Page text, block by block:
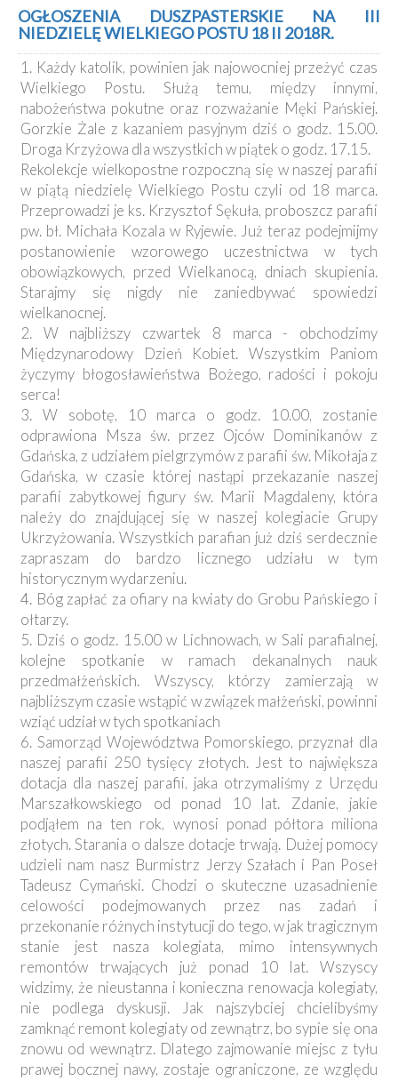
OGŁOSZENIA DUSZPASTERSKIE NA III
NIEDZIELĘ WIELKIEGO POSTU 18 II 2018R.
1. Każdy katolik, powinien jak najowocniej przeżyć czas
Wielkiego Postu. Służą temu, między innymi,
nabożeństwa pokutne oraz rozważanie Męki Pańskiej.
Gorzkie Żale z kazaniem pasyjnym dziś o godz. 15.00.
Droga Krzyżowa dla wszystkich w piątek o godz. 17.15.
Rekolekcje wielkopostne rozpoczną się w naszej parafii
w piątą niedzielę Wielkiego Postu czyli od 18 marca.
Przeprowadzi je ks. Krzysztof Sękuła, proboszcz parafii
pw. bł. Michała Kozala w Ryjewie. Już teraz podejmijmy
postanowienie wzorowego uczestnictwa w tych
obowiązkowych, przed Wielkanocą, dniach skupienia.
Starajmy się nigdy nie zaniedbywać spowiedzi
wielkanocnej.
2. W najbliższy czwartek 8 marca - obchodzimy
Międzynarodowy Dzień Kobiet. Wszystkim Paniom
życzymy błogosławieństwa Bożego, radości i pokoju
serca!
3. W sobotę, 10 marca o godz. 10.00, zostanie
odprawiona Msza św. przez Ojców Dominikanów z
Gdańska, z udziałem pielgrzymów z parafii św. Mikołaja z
Gdańska, w czasie której nastąpi przekazanie naszej
parafii zabytkowej figury św. Marii Magdaleny, która
należy do znajdującej się w naszej kolegiacie Grupy
Ukrzyżowania. Wszystkich parafian już dziś serdecznie
zapraszam do bardzo licznego udziału w tym
historycznym wydarzeniu.
4. Bóg zapłać za ofiary na kwiaty do Grobu Pańskiego i
ołtarzy.
5. Dziś o godz. 15.00 w Lichnowach, w Sali parafialnej,
kolejne spotkanie w ramach dekanalnych nauk
przedmałżeńskich. Wszyscy, którzy zamierzają w
najbliższym czasie wstąpić w związek małżeński, powinni
wziąć udział w tych spotkaniach
6. Samorząd Województwa Pomorskiego, przyznał dla
naszej parafii 250 tysięcy złotych. Jest to największa
dotacja dla naszej parafii, jaka otrzymaliśmy z Urzędu
Marszałkowskiego od ponad 10 lat. Zdanie, jakie
podjąłem na ten rok, wynosi ponad półtora miliona
złotych. Starania o dalsze dotacje trwają. Dużej pomocy
udzieli nam nasz Burmistrz Jerzy Szałach i Pan Poseł
Tadeusz Cymański. Chodzi o skuteczne uzasadnienie
celowości podejmowanych przez nas zadań i
przekonanie różnych instytucji do tego, w jak tragicznym
stanie jest nasza kolegiata, mimo intensywnych
remontów trwających już ponad 10 lat. Wszyscy
widzimy, że nieustanna i konieczna renowacja kolegiaty,
nie podlega dyskusji. Jak najszybciej chcielibyśmy
zamknąć remont kolegiaty od zewnątrz, bo sypie się ona
znowu od wewnątrz. Dlatego zajmowanie miejsc z tyłu
prawej bocznej nawy, zostaje ograniczone, ze względu